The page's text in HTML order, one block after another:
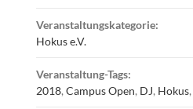
Veranstaltungskategorie:
Hokus e.V.
Veranstaltung-Tags:
2018, Campus Open, DJ, Hokus,